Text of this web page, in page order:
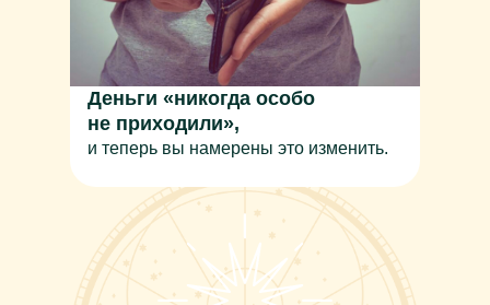
Деньги «никогда особо
не приходили»,
и теперь вы намерены это изменить.